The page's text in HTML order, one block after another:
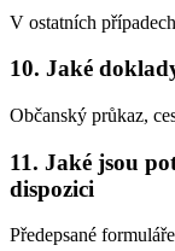
V ostatních
10. Jaké
Občanský průkaz,
11. Jaké jsou
dispozici
Předepsané